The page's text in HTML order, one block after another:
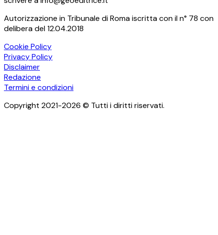
Autorizzazione in Tribunale di Roma iscritta con il n° 78 con
delibera del 12.04.2018
Cookie Policy
Privacy Policy
Disclaimer
Redazione
Termini e condizioni
Copyright 2021-2026 © Tutti i diritti riservati.